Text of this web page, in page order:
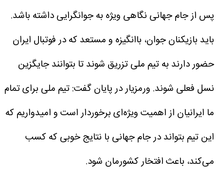
پس از جام جهانی نگاهی ویژه به جوانگرایی داشته باشد.
باید بازیکنان جوان، باانگیزه و مستعد که در فوتبال ایران
حضور دارند به تیم ملی تزریق شوند تا بتوانند جایگزین
نسل فعلی شوند. ورمزیار در پایان گفت: تیم ملی برای تمام
ما ایرانیان از اهمیت ویژه‌ای برخوردار است و امیدواریم که
این تیم بتواند در جام جهانی با نتایج خوبی که کسب
می‌کند، باعث افتخار کشورمان شود.